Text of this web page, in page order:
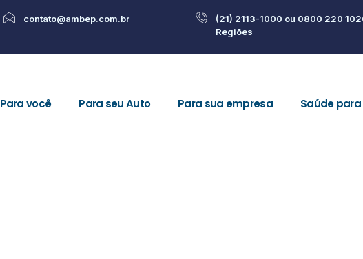
contato@ambep.com.br
(21) 2113-1000 ou 0800 220
Regiões
Para você Para seu Auto Para sua empresa Saúde